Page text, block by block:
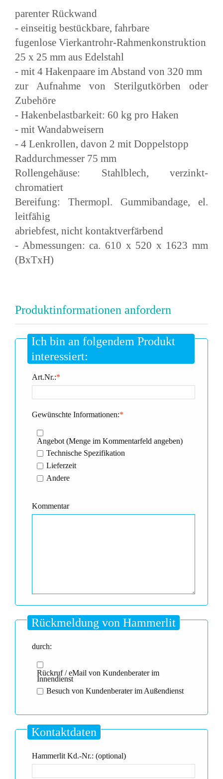
parenter Rückwand
- einseitig bestückbare, fahrbare
fugenlose Vierkantrohr-Rahmenkonstruktion
25 x 25 mm aus Edelstahl
- mit 4 Hakenpaare im Abstand von 320 mm
zur Aufnahme von Sterilgutkörben oder
Zubehöre
- Hakenbelastbarkeit: 60 kg pro Haken
- mit Wandabweisern
- 4 Lenkrollen, davon 2 mit Doppelstopp
Raddurchmesser 75 mm
Rollengehäuse: Stahlblech, verzinkt-
chromatiert
Bereifung: Thermopl. Gummibandage, el.
leitfähig
abriebfest, nicht kontaktverfärbend
- Abmessungen: ca. 610 x 520 x 1623 mm
(BxTxH)
Produktinformationen anfordern
Ich bin an folgendem Produkt
interessiert:
*
Art.Nr.:
*
Gewünschte Informationen:
Angebot (Menge im Kommentarfeld angeben)
Technische Spezifikation
Lieferzeit
Andere
Kommentar
Rückmeldung von Hammerlit
durch:
Rückruf / eMail von Kundenberater im
Innendienst
Besuch von Kundenberater im Außendienst
Kontaktdaten
Hammerlit Kd.-Nr.: (optional)